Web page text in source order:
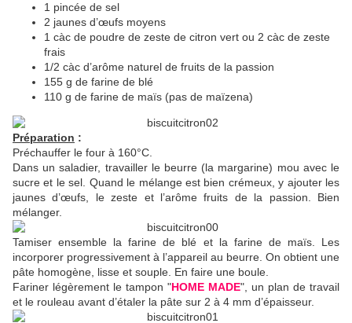
1 pincée de sel
2 jaunes d’œufs moyens
1 càc de poudre de zeste de citron vert ou 2 càc de zeste
frais
1/2 càc d’arôme naturel de fruits de la passion
155 g de farine de blé
110 g de farine de maïs (pas de maïzena)
Préparation :
Préchauffer le four à 160°C.
Dans un saladier, travailler le beurre (la margarine) mou avec le
sucre et le sel. Quand le mélange est bien crémeux, y ajouter les
jaunes d’œufs, le zeste et l’arôme fruits de la passion. Bien
mélanger.
Tamiser ensemble la farine de blé et la farine de maïs. Les
incorporer progressivement à l’appareil au beurre. On obtient une
pâte homogène, lisse et souple. En faire une boule.
Fariner légèrement le tampon "HOME MADE" , un plan de travail
et le rouleau avant d’étaler la pâte sur 2 à 4 mm d’épaisseur.